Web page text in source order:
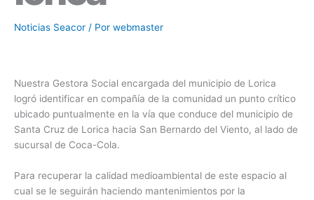
Noticias Seacor / Por webmaster
Nuestra Gestora Social encargada del municipio de Lorica
logró identificar en compañía de la comunidad un punto crítico
ubicado puntualmente en la vía que conduce del municipio de
Santa Cruz de Lorica hacia San Bernardo del Viento, al lado de
sucursal de Coca-Cola.
Para recuperar la calidad medioambiental de este espacio al
cual se le seguirán haciendo mantenimientos por la